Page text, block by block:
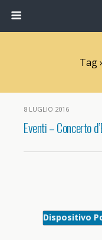
Tag
8 LUGLIO 2016
Eventi – Concerto
Dispositivo